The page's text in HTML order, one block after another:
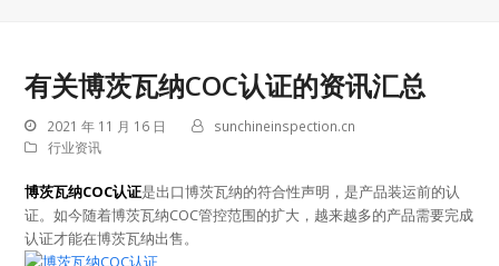
有关博茨瓦纳COC认证的资讯汇总
2021 年 11 月 16 日
sunchineinspection.cn
行业资讯
博茨瓦纳COC认证是出口博茨瓦纳的符合性声明，是产品装运前的认
证。如今随着博茨瓦纳COC管控范围的扩大，越来越多的产品需要完成
认证才能在博茨瓦纳出售。